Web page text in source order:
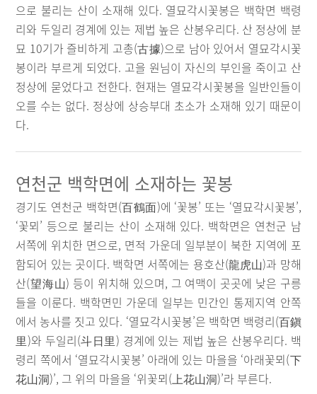
으로 불리는 산이 소재해 있다. 열묘각시꽃봉은 백학면 백령
리와 두일리 경계에 있는 제법 높은 산봉우리다. 산 정상에 분
묘 10기가 즐비하게 고총(古據)으로 남아 있어서 열묘각시꽃
봉이라 부르게 되었다. 고을 원님이 자신의 부인을 죽이고 산
정상에 묻었다고 전한다. 현재는 열묘각시꽃봉을 일반인들이
오를 수는 없다. 정상에 상승부대 초소가 소재해 있기 때문이
다.
연천군 백학면에 소재하는 꽃봉
경기도 연천군 백학면(百鶴面)에 ‘꽃봉’ 또는 ‘열묘각시꽃봉’,
‘꽃뫼’ 등으로 불리는 산이 소재해 있다. 백학면은 연천군 남
서쪽에 위치한 면으로, 면적 가운데 일부분이 북한 지역에 포
함되어 있는 곳이다. 백학면 서쪽에는 용호산(龍虎山)과 망해
산(望海山) 등이 위치해 있으며, 그 여맥이 곳곳에 낮은 구릉
들을 이룬다. 백학면민 가운데 일부는 민간인 통제지역 안쪽
에서 농사를 짓고 있다. ‘열묘각시꽃봉’은 백학면 백령리(百鎭
里)와 두일리(斗日里) 경계에 있는 제법 높은 산봉우리다. 백
령리 쪽에서 ‘열묘각시꽃봉’ 아래에 있는 마을을 ‘아래꽃뫼(下
花山洞)’, 그 위의 마을을 ‘위꽃뫼(上花山洞)’라 부른다.